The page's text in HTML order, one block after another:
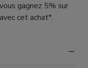
gagnez 5% sur
cet achat*.